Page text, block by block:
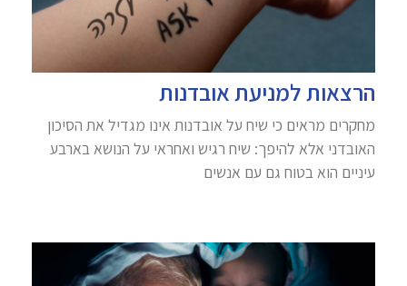
הרצאות למניעת אובדנות
מחקרים מראים כי שיח על אובדנות אינו מגדיל את הסיכון
האובדני אלא להיפך: שיח רגיש ואחראי על הנושא בארבע
עיניים הוא בטוח גם עם אנשים